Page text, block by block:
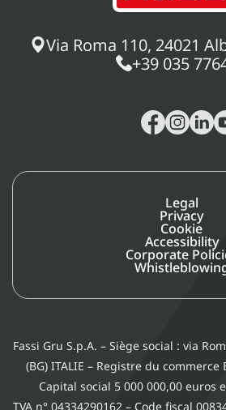
Via Roma 110, 24021
+39 035
Legal
Privacy
Cookie
Accessibility
Corporate
Fassi Gru S.p.A. – Siège social : via
(BG) ITALIE – Registre du commerce
Capital social 5 000 000,00 euros
TVA n° 04334290162 – Code fiscal